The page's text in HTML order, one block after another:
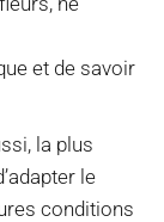
et de savoir
la plus
le
conditions